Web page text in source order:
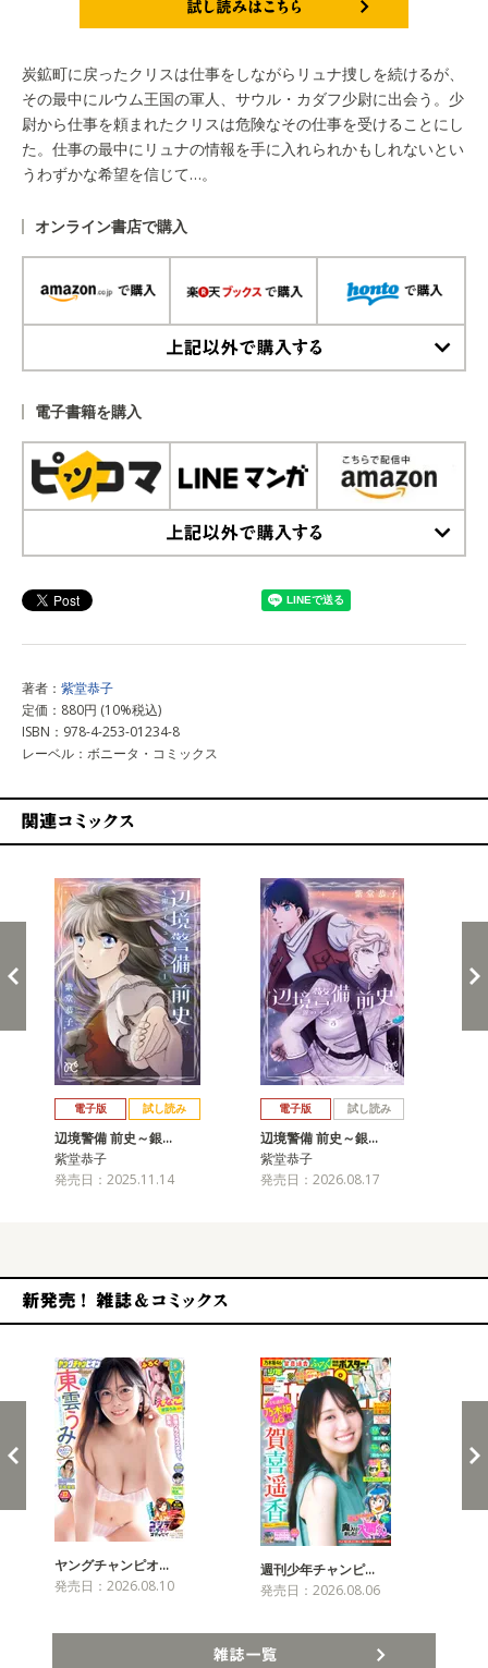
炭鉱町に戻ったクリスは仕事をしながらリュナ捜しを続けるが、
その最中にルウム王国の軍人、サウル・カダフ少尉に出会う。少
尉から仕事を頼まれたクリスは危険なその仕事を受けることにし
た。仕事の最中にリュナの情報を手に入れられかもしれないとい
うわずかな希望を信じて…。
オンライン書店で購入
電子書籍を購入
著者： 紫堂恭子
定価：880円 (10%税込)
ISBN：978-4-253-01234-8
レーベル：ボニータ・コミックス
電子版 試し読み
辺境警備 前史～銀…
紫堂恭子
発売日：2025.11.14
電子版 試し読み
辺境警備 前史～銀…
紫堂恭子
発売日：2026.08.17
ヤングチャンピオ…
発売日：2026.08.10
週刊少年チャンピ…
発売日：2026.08.06